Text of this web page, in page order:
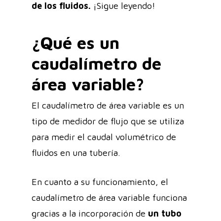
de los fluidos. ¡Sigue leyendo!
¿Qué es un
caudalímetro de
área variable?
El caudalímetro de área variable es un
tipo de medidor de flujo que se utiliza
para medir el caudal volumétrico de
fluidos en una tubería.
En cuanto a su funcionamiento, el
caudalímetro de área variable funciona
gracias a la incorporación de un tubo